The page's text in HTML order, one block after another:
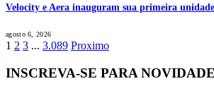
Velocity e Aera inauguram sua primeira
agosto 6, 2026
1 2 3 ... 3.089 Proximo
INSCREVA-SE PARA